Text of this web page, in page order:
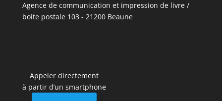
Agence de communication et impression de livre /
boite postale 103 - 21200 Beaune
Appeler directement
à partir d’un smartphone